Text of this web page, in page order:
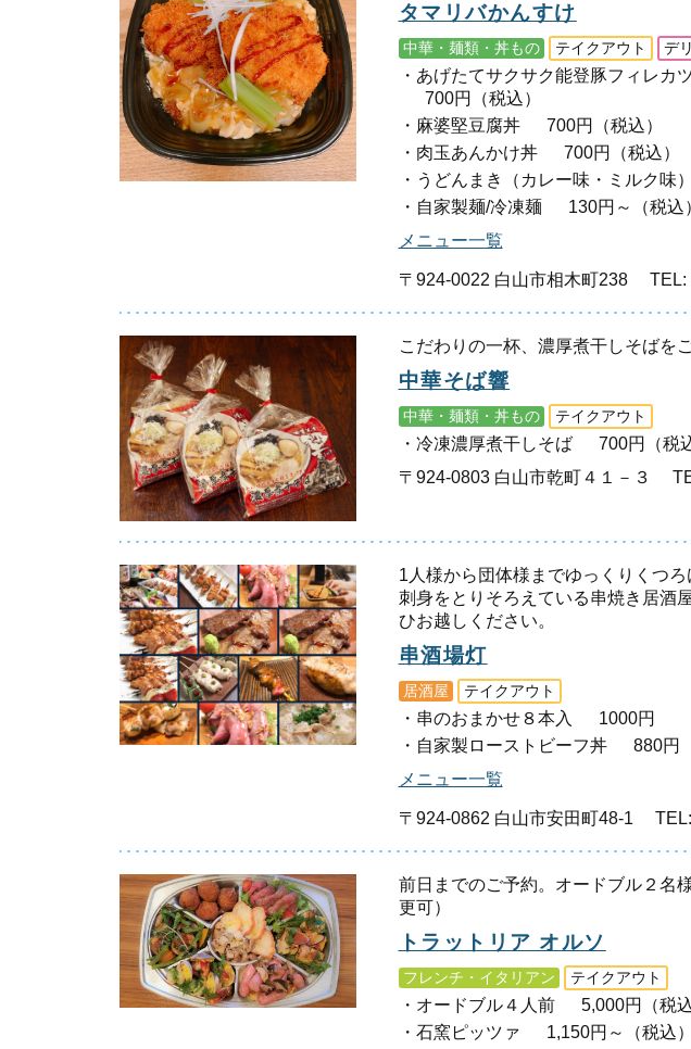
タマリバかんすけ
中華・麺類・丼もの テイクアウト デ
あげたてサクサク能登豚フィレカ
700円（税込）
麻婆堅豆腐丼
700円（税込）
肉玉あんかけ丼
700円（税込）
うどんまき（カレー味・ミルク味）
自家製麺/冷凍麺
130円～（税込）
メニュー一覧
〒924-0022 白山市相木町238 TEL:
こだわりの一杯、濃厚煮干しそばを
中華そば響
中華・麺類・丼もの テイクアウト
冷凍濃厚煮干しそば
700円（税
〒924-0803 白山市乾町４１－３
1人様から団体様までゆっくりくつ
刺身をとりそろえている串焼き居酒
ひお越しください。
串酒場灯
居酒屋 テイクアウト
串のおまかせ８本入
1000円
自家製ローストビーフ丼
880円
メニュー一覧
〒924-0862 白山市安田町48-1
前日までのご予約。オードブル２名
更可）
トラットリア オルソ
フレンチ・イタリアン テイクアウト
オードブル４人前
5,000円（税込
石窯ピッツァ
1,150円～（税込）